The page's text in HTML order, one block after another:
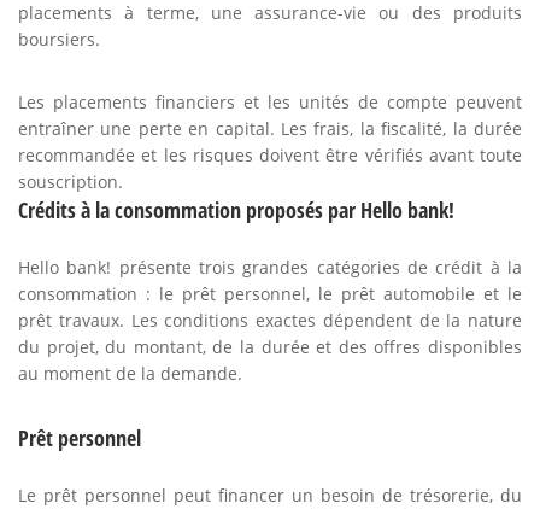
placements à terme, une assurance-vie ou des produits
boursiers.
Les placements financiers et les unités de compte peuvent
entraîner une perte en capital. Les frais, la fiscalité, la durée
recommandée et les risques doivent être vérifiés avant toute
souscription.
Crédits à la consommation proposés par Hello bank!
Hello bank! présente trois grandes catégories de crédit à la
consommation : le prêt personnel, le prêt automobile et le
prêt travaux. Les conditions exactes dépendent de la nature
du projet, du montant, de la durée et des offres disponibles
au moment de la demande.
Prêt personnel
Le prêt personnel peut financer un besoin de trésorerie, du